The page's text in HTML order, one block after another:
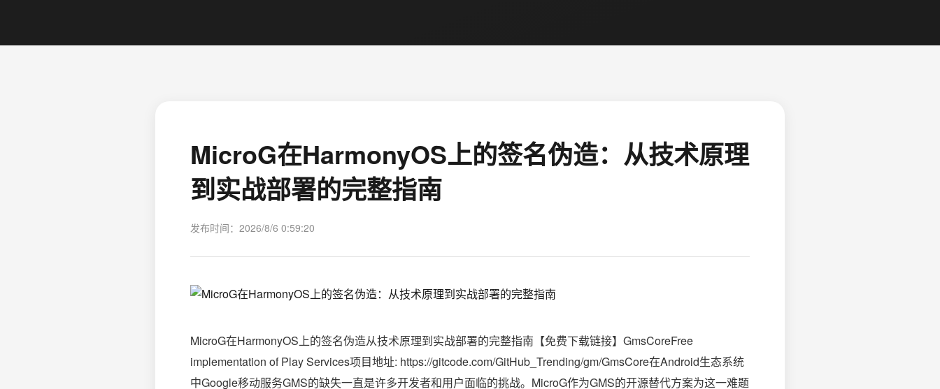
MicroG在HarmonyOS上的签名伪造：从技术原理
到实战部署的完整指南
发布时间：2026/8/6 0:59:20
MicroG在HarmonyOS上的签名伪造从技术原理到实战部署的完整指南【免费下载链接】GmsCoreFree
implementation of Play Services项目地址: https://gitcode.com/GitHub_Trending/gm/GmsCore在Android生态系统
中Google移动服务GMS的缺失一直是许多开发者和用户面临的挑战。MicroG作为GMS的开源替代方案为这一难题